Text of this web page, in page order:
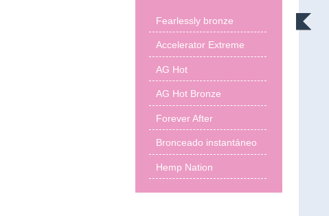
Fearlessly bronze
Accelerator Extreme
AG Hot
AG Hot Bronze
Forever After
Bronceado instantáneo
Hemp Nation